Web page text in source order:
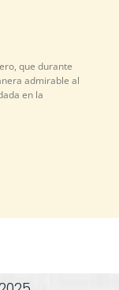
que durante
admirable al
en la